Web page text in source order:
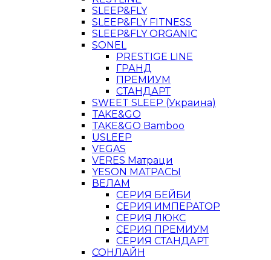
SLEEP&FLY
SLEEP&FLY FITNESS
SLEEP&FLY ORGANIC
SONEL
PRESTIGE LINE
ГРАНД
ПРЕМИУМ
СТАНДАРТ
SWEET SLEEP (Украина)
TAKE&GO
TAKE&GO Bamboo
USLEEP
VEGAS
VERES Матраци
YESON МАТРАСЫ
ВЕЛАМ
СЕРИЯ БЕЙБИ
СЕРИЯ ИМПЕРАТОР
СЕРИЯ ЛЮКС
СЕРИЯ ПРЕМИУМ
СЕРИЯ СТАНДАРТ
СОНЛАЙН